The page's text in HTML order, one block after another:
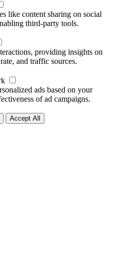
like content sharing on social
third-party tools.
providing insights on
and traffic sources.
ads based on your
of ad campaigns.
Accept All